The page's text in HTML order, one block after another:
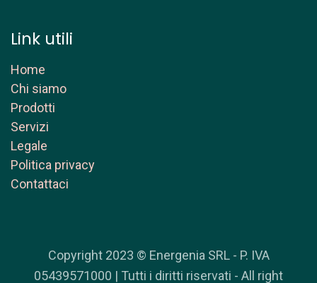
Link utili
Home
Chi siamo
Prodotti
Servizi
Legale
Politica privacy
Contattaci
Copyright 2023 © Energenia SRL - P. IVA
05439571000 | Tutti i diritti riservati - All right